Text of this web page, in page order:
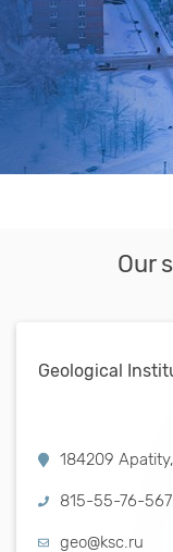
Our
Geological
184209
815-55-76-
geo@ksc.ru